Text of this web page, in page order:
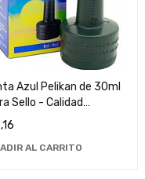
Azul Pelikan de 30ml
Sello - Calidad
y Larga Duración
AL CARRITO